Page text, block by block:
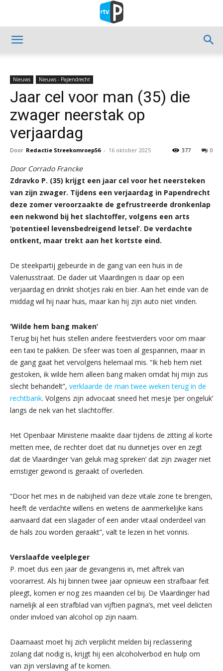
Nieuws Nieuws - Papendrecht
Jaar cel voor man (35) die
zwager neerstak op
verjaardag
Door Redactie Streekomroep56 - 16 oktober 2025 0
377
Door Corrado Francke
Zdravko P. (35) krijgt een jaar cel voor het neersteken
van zijn zwager. Tijdens een verjaardag in Papendrecht
deze zomer veroorzaakte de gefrustreerde dronkenlap
een nekwond bij het slachtoffer, volgens een arts
‘potentieel levensbedreigend letsel’. De verdachte
ontkent, maar trekt aan het kortste eind.
De steekpartij gebeurde in de gang van een huis in de
Valeriusstraat. De dader uit Vlaardingen is daar op een
verjaardag en drinkt shotjes raki en bier. Aan het einde van de
middag wil hij naar huis, maar kan hij zijn auto niet vinden.
‘Wilde hem bang maken’
Terug bij het huis stellen andere feestvierders voor om maar
een taxi te pakken. De sfeer was toen al gespannen, maar in
de gang gaat het vervolgens helemaal mis. “Ik heb hem niet
gestoken, ik wilde hem alleen bang maken omdat hij mijn zus
slecht behandelt”, verklaarde de man twee weken terug in de
rechtbank. Volgens zijn advocaat sneed het mesje ‘per ongeluk’
langs de nek van het slachtoffer.
Het Openbaar Ministerie maakte daar tijdens de zitting al korte
metten mee, de rechter doet dat nu dunnetjes over en zegt
dat de Vlaardinger ‘van geluk mag spreken’ dat zijn zwager niet
ernstiger gewond is geraakt of overleden.
“Door het mes in de nabijheid van deze vitale zone te brengen,
heeft de verdachte willens en wetens de aanmerkelijke kans
aanvaard dat een slagader of een ander vitaal onderdeel van
de hals zou worden geraakt”, valt te lezen in het vonnis.
Verslaafde veelpleger
P. moet dus een jaar de gevangenis in, met aftrek van
voorarrest. Als hij binnen twee jaar opnieuw een strafbaar feit
pleegt, komen er nog zes maanden cel bij. De Vlaardinger had
namelijk al een strafblad van vijftien pagina’s, met veel delicten
onder invloed van alcohol op zijn naam.
Daarnaast moet hij zich verplicht melden bij reclassering
zolang dat nodig is, krijgt hij een alcoholverbod en hulp om
van zijn verslaving af te komen.